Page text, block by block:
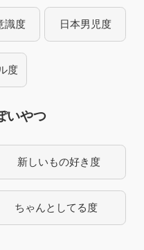
識度 日本男児度
度
いやつ
新しいもの好き度
ちゃんとしてる度